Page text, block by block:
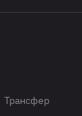
Трансфер